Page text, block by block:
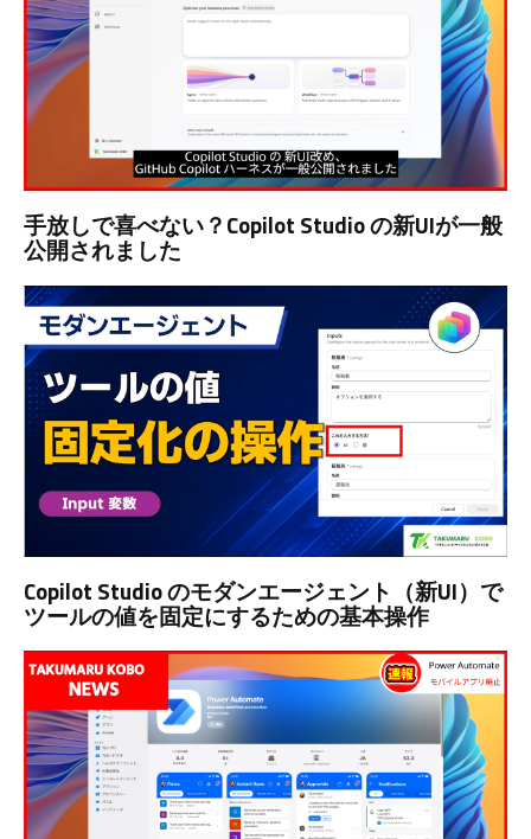
手放しで喜べない？Copilot Studio の新UIが一般
公開されました
Copilot Studio のモダンエージェント（新UI）で
ツールの値を固定にするための基本操作